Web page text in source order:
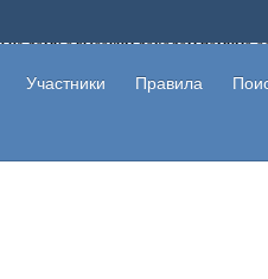
на дому с высоким доходом помимо
пользователи не попались на
и первая прибыль не заставит
Участники Правила